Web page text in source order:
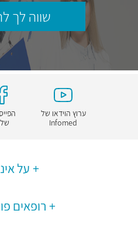
שווה לך
ערוץ הוידאו של
Infomed
על
רופאים